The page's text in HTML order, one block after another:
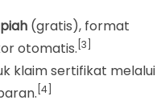
(gratis), format
otomatis. [3]
klaim sertifikat melalui
[4]